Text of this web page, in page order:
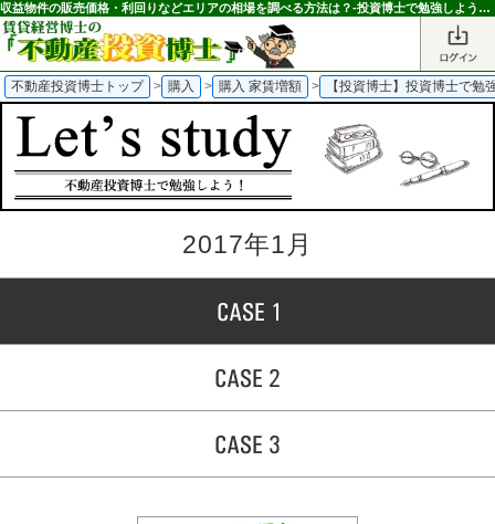
収益物件の販売価格・利回りなどエリアの相場を調べる方法は？-投資博士で勉強しよう！-｜不動産投資博士｜不動産投資博士
不動産投資博士トップ > 購入 > 購入 家賃増額 > 【投資博士】投資博士で勉
2017年1月